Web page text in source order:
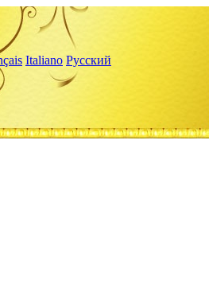
Italiano Русский